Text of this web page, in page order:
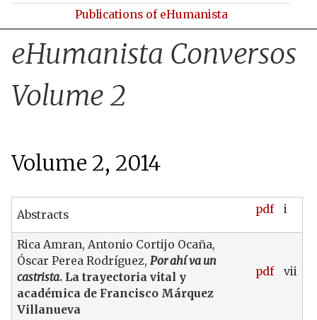
u
Publications of eHumanista
eHumanista Conversos
Volume 2
Volume 2, 2014
Abstracts pdf i
Rica Amran, Antonio Cortijo Ocaña,
Óscar Perea Rodríguez, Por ahí va un
castrista. La trayectoria vital y
académica de Francisco Márquez
Villanueva
pdf vii